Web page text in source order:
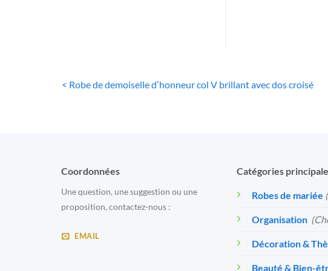
< Robe de demoiselle dʼhonneur col V brillant avec dos croisé
Coordonnées
Une question, une suggestion ou une
proposition, contactez-nous :
EMAIL
Catégories
Robes de mariée
Organisation
Décoration &
Beauté & Bien-